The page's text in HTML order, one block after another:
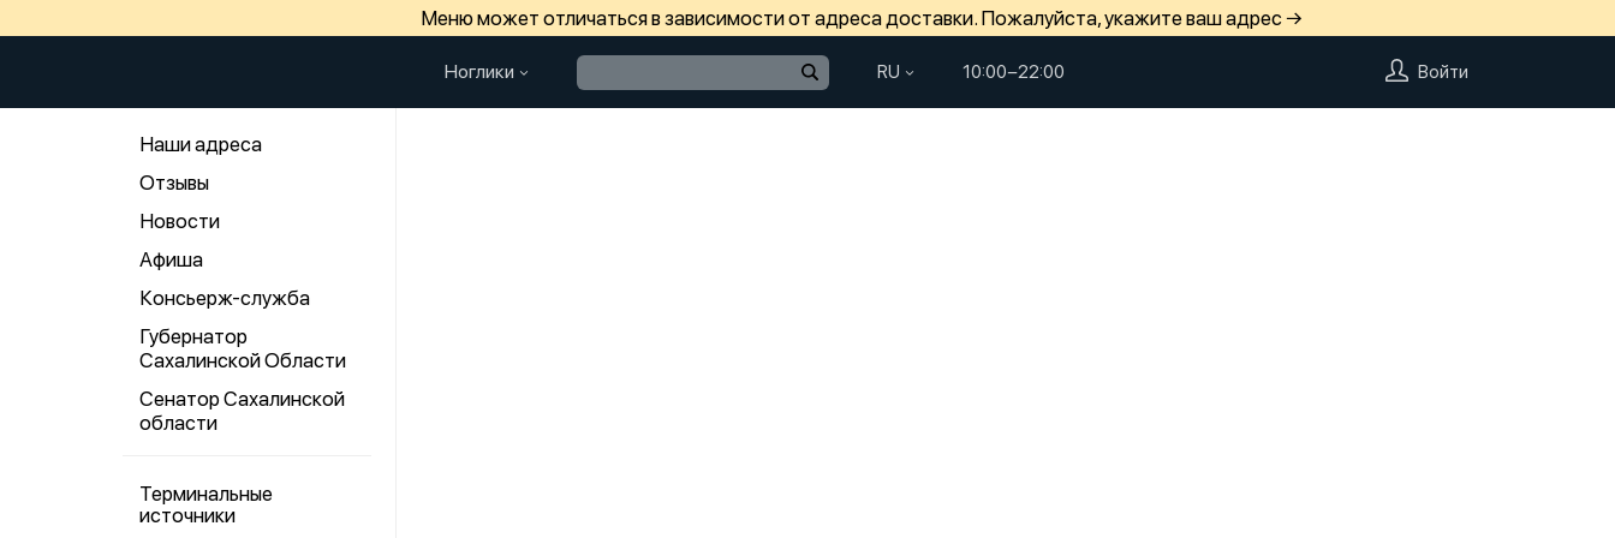
Меню может отличаться в зависимости от адреса доставки. Пожалуйста, укажите ваш адрес →
Ноглики RU 10:00−22:00 Войти
Наши адреса
Отзывы
Новости
Афиша
Консьерж-служба
Губернатор
Сахалинской Области
Сенатор Сахалинской
области
Терминальные
источники